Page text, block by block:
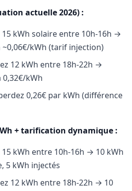
actuelle 2026) :
kWh solaire entre 10h-16h →
~0,06€/kWh (tarif injection)
12 kWh entre 18h-22h →
0,32€/kWh
0,26€ par kWh (différence
+ tarification dynamique :
kWh entre 10h-16h → 10 kWh
5 kWh injectés
12 kWh entre 18h-22h → 10